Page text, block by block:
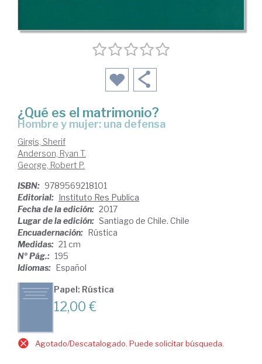
¿Qué es el matrimonio?
hombre y mujer: una defensa
Girgis, Sherif
Anderson, Ryan T.
George, Robert P.
ISBN: 9789569218101
Editorial: Instituto Res Publica
Fecha de la edición: 2017
Lugar de la edición: Santiago de Chile. Chile
Encuadernación: Rústica
Medidas: 21 cm
Nº Pág.: 195
Idiomas: Español
Papel: Rústica
12,00 €
Agotado/Descatalogado. Puede solicitar búsqueda.